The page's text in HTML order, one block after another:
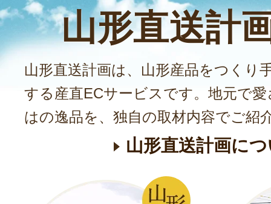
山形直送計
山形直送計画は、山形産品をつくり
する産直ECサービスです。地元で
はの逸品を、独自の取材内容でご紹
山形直送計画に